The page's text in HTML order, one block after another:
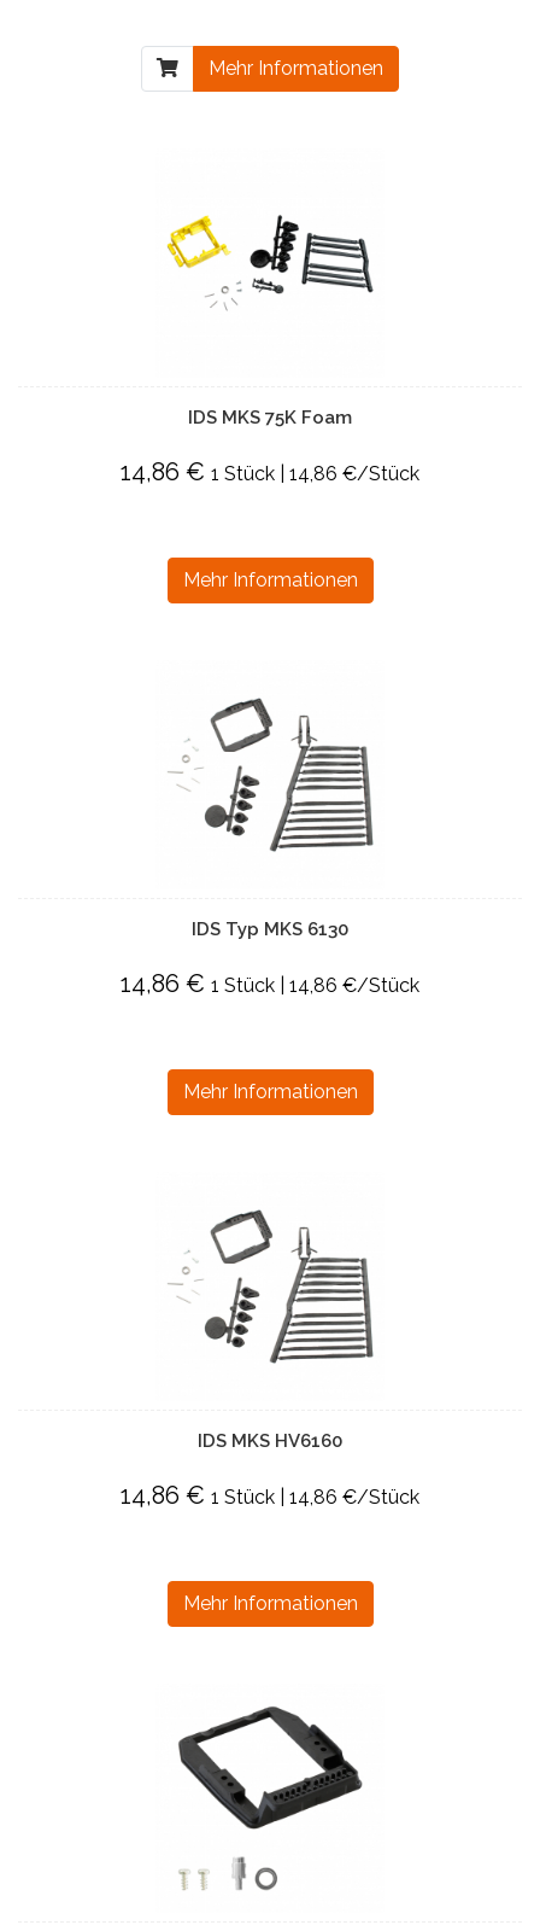
Mehr Informationen
IDS MKS 75K Foam
14,86 € 1 Stück | 14,86 €/Stück
Mehr Informationen
IDS Typ MKS 6130
14,86 € 1 Stück | 14,86 €/Stück
Mehr Informationen
IDS MKS HV6160
14,86 € 1 Stück | 14,86 €/Stück
Mehr Informationen